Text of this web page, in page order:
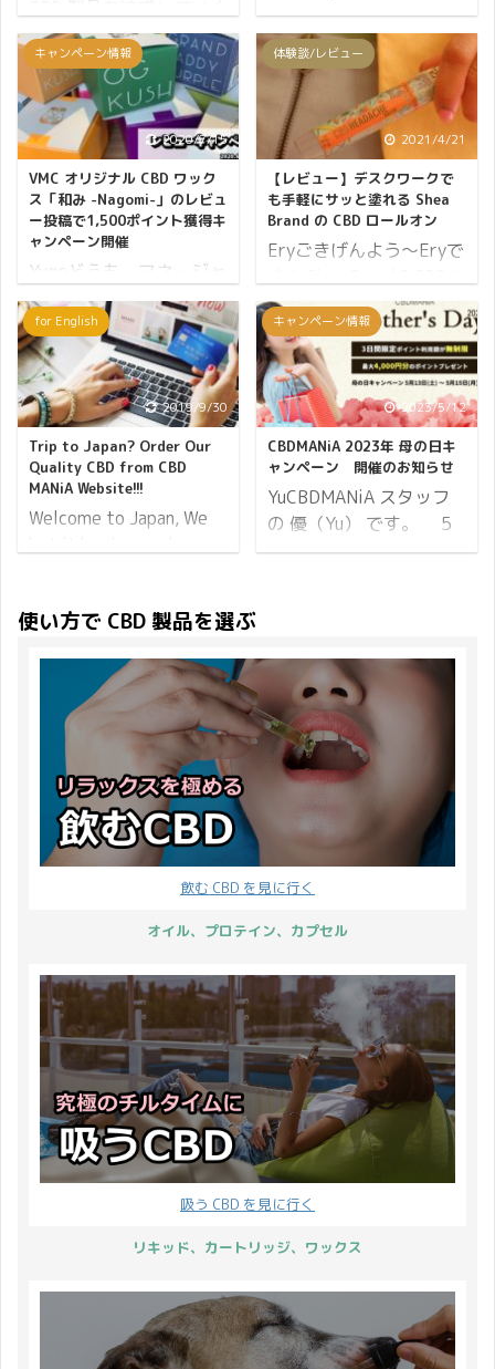
と、必ずといって良いほ
ど出てくるテルペンとい
う言葉。 テルペンはCBD
オイルにおいて重要な役
割を担う成分でもありま
す。それではテルペンと
いうのは一体どういった
ものなのでしょうか？ テ
ルペンとは？ 植物などに
よって作り出される生体
物質 テルペン
（terpene）はイソプレ
ン※1を構成単位とする
炭素水素※2となり、植
物や昆虫、菌類などによ
って作り出される生体物
質※3となります。
※1）二重結合を2つ持つ
炭化水素 ※2）炭素原子
9月から Instagram のア
カウントで始めた CBD
プロテインダイエットで
すが、この度フォロワー
が1,500人を突破しまし
た。 そこでフォロワー
1,500人を記念して、
CBD プロテインがスペシ
ャルプライスでご購入で
きるキャンペーンを開催
します。 Instagram アカ
ウント（dread_runner）
今はフィットネスクラブ
に通ってウエイトトレー
ニングをしているのでボ
ディメイクが強めのアカ
ウントです。 とはいえ、
今でも起床時と就寝前に
...
キャンペーン情報
2020/7/15
VMC オリジナル CBD ワック
ス「和み -Nagomi-」のレビュ
ー投稿で1,500ポイント獲得キ
ャンペーン開催
Yugeどうも、マネージャ
ーの Yuge です♪ VMC オ
リジナル CBD ワックス
「和み -Nagomi-」を販
売開始してから多くの方
にお買い求めいただいて
おります。 おかげさまで
「ディスティレート CBD
ワックス」も「テルペン
配合 CBD ワックス」も
人気ランキングへ食い込
買い上げでもう1点プレ
のコイル3つ）キャンペ
ーンを開催している今
に、レビュー投稿キャン
ペーンも同時開催しちゃ
います♪ 期間中のレビュ
ー投稿でなんと1,5 ...
体験談/レビュー
2021/4/21
【レビュー】デスクワークで
も手軽にサッと塗れる Shea
Brand の CBD ロールオン
Eryごきげんよう～Eryで
ールオンに興味がわいた
ので使ってみました。
CBDロールオンは、サッ
と塗りたい時やデスクワ
ークに最適です☆ 持って
いるだけでおしゃれに見
えて、使ってみても嬉し
い製品となっています。
まずは、CBDロールオン
高のアイテムです。 パッ
ケージはオリエンタルな
カラフルなデザインにな
っており、男女問わずユ
ニセックスで持 ...
for English
2019/9/30
Trip to Japan? Order Our
Quality CBD from CBD
MANiA Website!!!
Welcome to Japan, We
memorable one, the
the annoying jet-lag!
Why not taking some
CBD products? So that
you can eliminate the
jet-lag and have a
wonderful night ...
キャンペーン情報
2023/5/12
CBDMANiA 2023年 母の日キ
ャンペーン 開催のお知らせ
YuCBDMANiA スタッフ
の 優（Yu） です。 5
月の第2日曜日は母の日
で様々です。 母の日の起
源として有力なのがアメ
リカで、 南北戦争時代に
敵味方問わずに負傷兵の
ケアをしていた女性が亡
くなった後、娘が母を偲
んでカーネーションを贈
ったことが始まりとされ
ています。 カーネーショ
ンの花言葉は「無垢で深
い愛」「母への愛」「尊
ますので母の日プレゼン
トにピッタリですね♪ 今
年はお花にプラスして
CBD 製品を添えて 大 ...
使い方で CBD 製品を選ぶ
飲む CBD を見に行く
オイル、プロテイン、カプセル
吸う CBD を見に行く
リキッド、カートリッジ、ワックス